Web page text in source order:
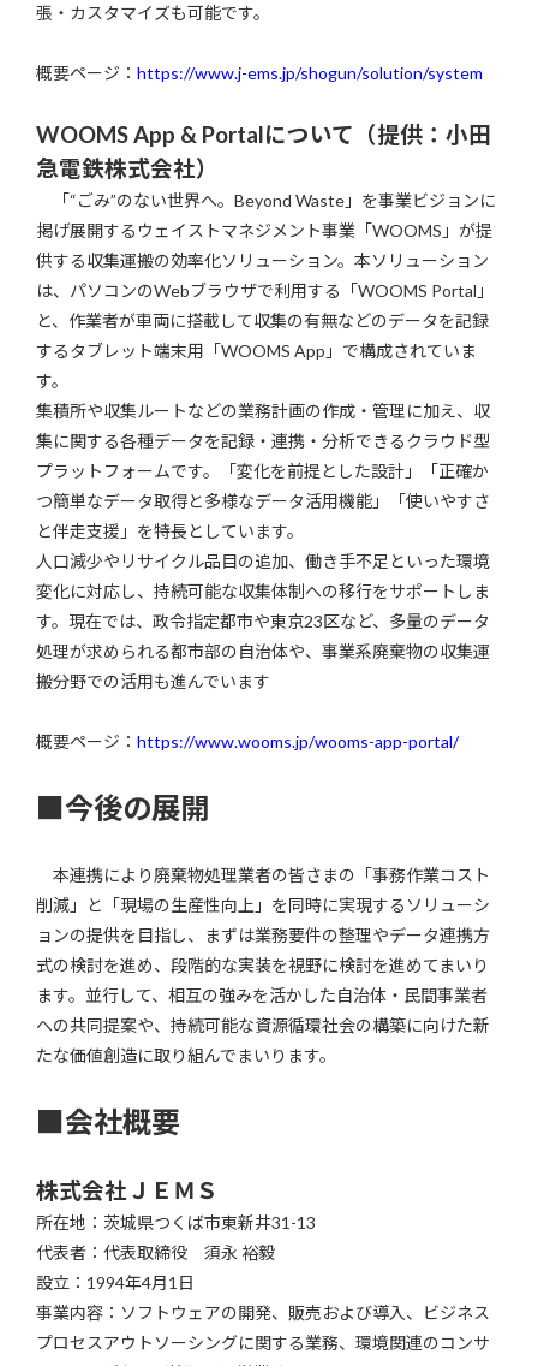
張・カスタマイズも可能です。
概要ページ： https://www.j-ems.jp/shogun/solution/system
WOOMS App & Portalについて（提供：小田
急電鉄株式会社）
「“ごみ”のない世界へ。Beyond Waste」を事業ビジョンに
掲げ展開するウェイストマネジメント事業「WOOMS」が提
供する収集運搬の効率化ソリューション。本ソリューション
は、パソコンのWebブラウザで利用する「WOOMS Portal」
と、作業者が車両に搭載して収集の有無などのデータを記録
するタブレット端末用「WOOMS App」で構成されていま
す。
集積所や収集ルートなどの業務計画の作成・管理に加え、収
集に関する各種データを記録・連携・分析できるクラウド型
プラットフォームです。「変化を前提とした設計」「正確か
つ簡単なデータ取得と多様なデータ活用機能」「使いやすさ
と伴走支援」を特長としています。
人口減少やリサイクル品目の追加、働き手不足といった環境
変化に対応し、持続可能な収集体制への移行をサポートしま
す。現在では、政令指定都市や東京23区など、多量のデータ
処理が求められる都市部の自治体や、事業系廃棄物の収集運
搬分野での活用も進んでいます
概要ページ： https://www.wooms.jp/wooms-app-portal/
■今後の展開
本連携により廃棄物処理業者の皆さまの「事務作業コスト
削減」と「現場の生産性向上」を同時に実現するソリューシ
ョンの提供を目指し、まずは業務要件の整理やデータ連携方
式の検討を進め、段階的な実装を視野に検討を進めてまいり
ます。並行して、相互の強みを活かした自治体・民間事業者
への共同提案や、持続可能な資源循環社会の構築に向けた新
たな価値創造に取り組んでまいります。
■会社概要
株式会社ＪＥＭＳ
所在地：茨城県つくば市東新井31-13
代表者：代表取締役 須永 裕毅
設立：1994年4月1日
事業内容：ソフトウェアの開発、販売および導入、ビジネス
プロセスアウトソーシングに関する業務、環境関連のコンサ